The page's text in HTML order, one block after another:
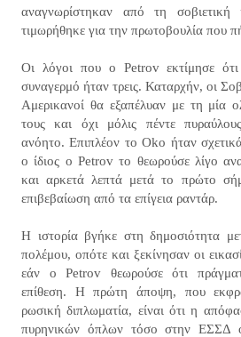
αναγνωρίστηκαν από τη
τιμωρήθηκε για την πρωτοβουλία που
Οι λόγοι που ο Petrov εκτίμησε ότι
συναγερμό ήταν τρεις. Καταρχήν, οι
Αμερικανοί θα εξαπέλυαν με τη μία
τους και όχι μόλις πέντε
ανόητο. Επιπλέον το Oko ήταν
ο ίδιος ο Petrov το θεωρούσε λίγο
και αρκετά λεπτά μετά το πρώτο
επιβεβαίωση από τα επίγεια ραντάρ.
Η ιστορία βγήκε στη δημοσιότητα
πολέμου, οπότε και ξεκίνησαν οι
εάν ο Petrov θεωρούσε ότι
επίθεση. Η πρώτη άποψη, που
ρωσική διπλωματία, είναι ότι η
πυρηνικών όπλων τόσο στην ΕΣΣΔ